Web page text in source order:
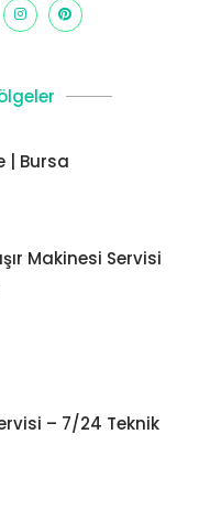
| Bursa
Makinesi Servisi
– 7/24 Teknik